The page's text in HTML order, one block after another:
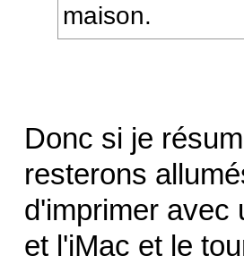
maison.
Donc si je
resterons
d'imprimer avec
et l'iMac et le